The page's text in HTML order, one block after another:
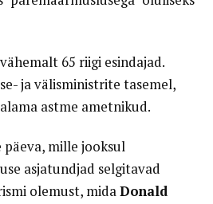
vähemalt 65 riigi esindajad.
ja välisministrite tasemel,
astme ametnikud.
mille jooksul
asjatundjad selgitavad
olemust, midaDonald